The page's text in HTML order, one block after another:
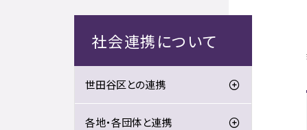
社会連携について
世田谷区との連携
各地・各団体と連携